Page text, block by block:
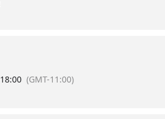
18:00 (GMT-11:00)